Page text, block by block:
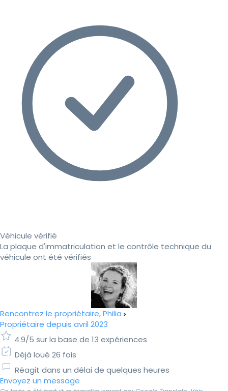
Véhicule vérifié
La plaque d'immatriculation et le contrôle technique du
véhicule ont été vérifiés
Rencontrez le propriétaire, Philia
Propriétaire depuis avril 2023
4.9/5 sur la base de 13 expériences
Déjà loué 26 fois
Réagit dans un délai de quelques heures
Envoyez un message